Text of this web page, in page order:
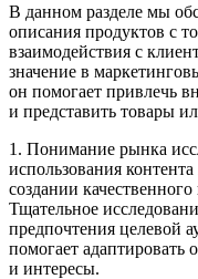
В данном разделе мы
описания продуктов с
взаимодействия с
значение в
он помогает привлечь
и представить товары
1. Понимание рынка
использования
создании
Тщательное
предпочтения целевой
помогает
и интересы.